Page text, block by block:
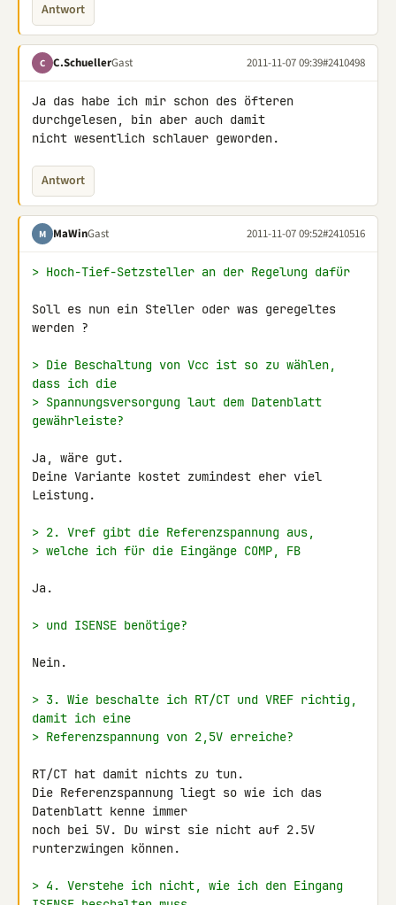
Antwort
C C.SchuellerGast 2011-11-07 09:39#2410498
Ja das habe ich mir schon des öfteren
durchgelesen, bin aber auch damit
nicht wesentlich schlauer geworden.
Antwort
M MaWinGast 2011-11-07 09:52#2410516
> Hoch-Tief-Setzsteller an der Regelung dafür
Soll es nun ein Steller oder was geregeltes
werden ?
> Die Beschaltung von Vcc ist so zu wählen,
dass ich die
> Spannungsversorgung laut dem Datenblatt
gewährleiste?
Ja, wäre gut.
Deine Variante kostet zumindest eher viel
Leistung.
> 2. Vref gibt die Referenzspannung aus,
> welche ich für die Eingänge COMP, FB
Ja.
> und ISENSE benötige?
Nein.
> 3. Wie beschalte ich RT/CT und VREF richtig,
damit ich eine
> Referenzspannung von 2,5V erreiche?
RT/CT hat damit nichts zu tun.
Die Referenzspannung liegt so wie ich das
Datenblatt kenne immer
noch bei 5V. Du wirst sie nicht auf 2.5V
runterzwingen können.
> 4. Verstehe ich nicht, wie ich den Eingang